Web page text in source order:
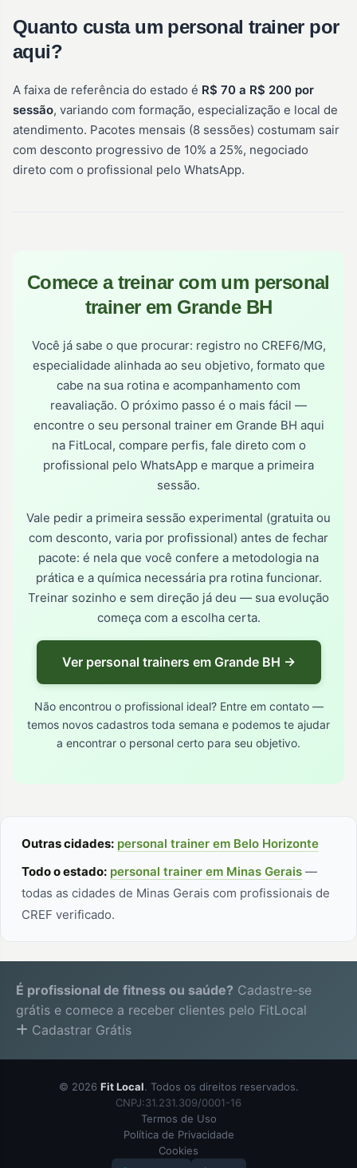
Quanto custa um personal trainer por
aqui?
A faixa de referência do estado é R$ 70 a R$ 200 por
sessão, variando com formação, especialização e local de
atendimento. Pacotes mensais (8 sessões) costumam sair
com desconto progressivo de 10% a 25%, negociado
direto com o profissional pelo WhatsApp.
Comece a treinar com um personal
trainer em Grande BH
Você já sabe o que procurar: registro no CREF6/MG,
especialidade alinhada ao seu objetivo, formato que
cabe na sua rotina e acompanhamento com
reavaliação. O próximo passo é o mais fácil —
encontre o seu personal trainer em Grande BH aqui
na FitLocal, compare perfis, fale direto com o
profissional pelo WhatsApp e marque a primeira
sessão.
Vale pedir a primeira sessão experimental (gratuita ou
com desconto, varia por profissional) antes de fechar
pacote: é nela que você confere a metodologia na
prática e a química necessária pra rotina funcionar.
Treinar sozinho e sem direção já deu — sua evolução
começa com a escolha certa.
Ver personal trainers em Grande BH →
Não encontrou o profissional ideal? Entre em contato —
temos novos cadastros toda semana e podemos te ajudar
a encontrar o personal certo para seu objetivo.
Outras cidades: personal trainer em Belo Horizonte
Todo o estado: personal trainer em Minas Gerais —
todas as cidades de Minas Gerais com profissionais de
CREF verificado.
É profissional de fitness ou saúde? Cadastre-se
grátis e comece a receber clientes pelo FitLocal
Cadastrar Grátis
© 2026 Fit Local. Todos os direitos reservados.
CNPJ:31.231.309/0001-16
Termos de Uso
Política de Privacidade
Cookies